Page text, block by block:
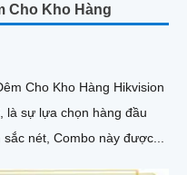
Cho Kho Hàng
Cho Kho Hàng Hikvision
là sự lựa chọn hàng đầu
Với hình ảnh sắc nét, Combo này được...